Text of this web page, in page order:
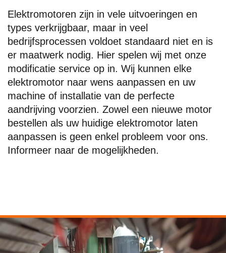
Elektromotoren zijn in vele uitvoeringen en
types verkrijgbaar, maar in veel
bedrijfsprocessen voldoet standaard niet en is
er maatwerk nodig. Hier spelen wij met onze
modificatie service op in. Wij kunnen elke
elektromotor naar wens aanpassen en uw
machine of installatie van de perfecte
aandrijving voorzien. Zowel een nieuwe motor
bestellen als uw huidige elektromotor laten
aanpassen is geen enkel probleem voor ons.
Informeer naar de mogelijkheden.